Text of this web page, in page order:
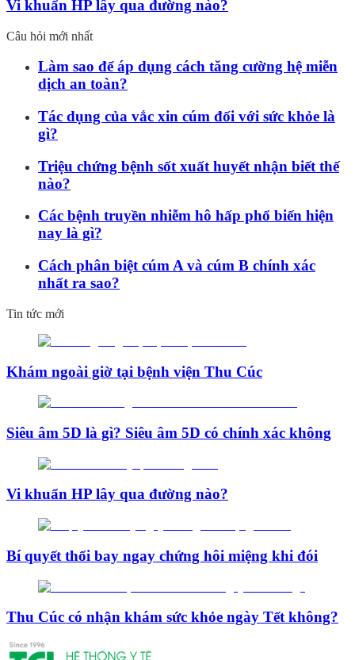
Vi khuẩn HP lây qua đường nào?
Câu hỏi mới nhất
Làm sao để áp dụng cách tăng cường hệ miễn
dịch an toàn?
Tác dụng của vắc xin cúm đối với sức khỏe là
gì?
Triệu chứng bệnh sốt xuất huyết nhận biết thế
nào?
Các bệnh truyền nhiễm hô hấp phổ biến hiện
nay là gì?
Cách phân biệt cúm A và cúm B chính xác
nhất ra sao?
Tin tức mới
Khám ngoài giờ tại bệnh viện Thu Cúc
Siêu âm 5D là gì? Siêu âm 5D có chính xác không
Vi khuẩn HP lây qua đường nào?
Bí quyết thổi bay ngay chứng hôi miệng khi đói
Thu Cúc có nhận khám sức khỏe ngày Tết không?